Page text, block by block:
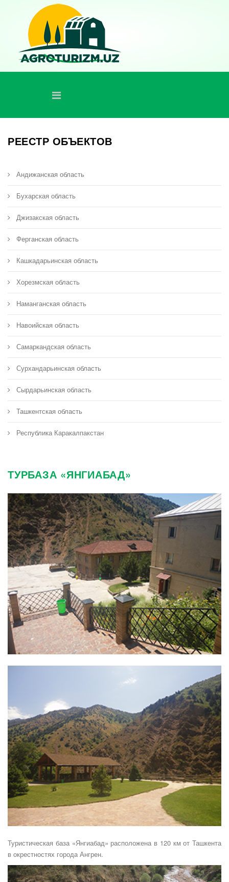
РЕЕСТР ОБЪЕКТОВ
Андижанская область
Бухарская область
Джизакская область
Ферганская область
Кашкадарьинская область
Хорезмская область
Наманганская область
Навоийская область
Самаркандская область
Сурхандарьинская область
Сырдарьинская область
Ташкентская область
Республика Каракалпакстан
ТУРБАЗА «ЯНГИАБАД»
Туристическая база «Янгиабад» расположена в 120 км от Ташкента
в окрестностях города Ангрен.